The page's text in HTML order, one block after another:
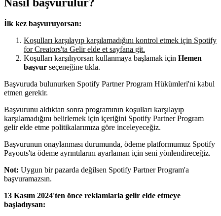
İlk kez başvuruyorsan:
Koşulları karşılayıp karşılamadığını kontrol etmek için Spotify
for Creators'ta Gelir elde et sayfana git.
Koşulları karşılıyorsan kullanmaya başlamak için Hemen
başvur seçeneğine tıkla.
Başvuruda bulunurken Spotify Partner Program Hükümleri'ni kabul
etmen gerekir.
Başvurunu aldıktan sonra programının koşulları karşılayıp
karşılamadığını belirlemek için içeriğini Spotify Partner Program
gelir elde etme politikalarımıza göre inceleyeceğiz.
Başvurunun onaylanması durumunda, ödeme platformumuz Spotify
Payouts'ta ödeme ayrıntılarını ayarlaman için seni yönlendireceğiz.
Not: Uygun bir pazarda değilsen Spotify Partner Program'a
başvuramazsın.
13 Kasım 2024'ten önce reklamlarla gelir elde etmeye
başladıysan: